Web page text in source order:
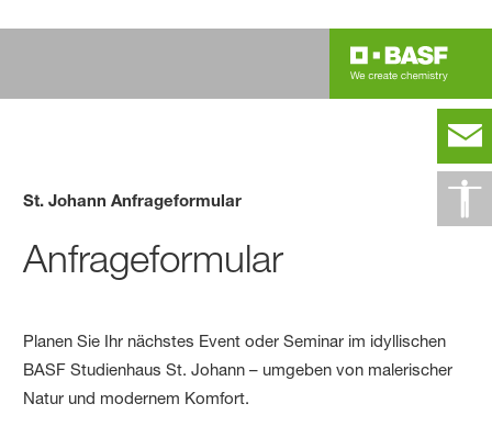
St. Johann Anfrageformular
Anfrageformular
Planen Sie Ihr nächstes Event oder Seminar im idyllischen
BASF Studienhaus St. Johann – umgeben von malerischer
Natur und modernem Komfort.